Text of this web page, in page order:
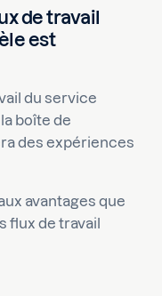
de travail
est
du service
boîte de
des expériences
avantages que
flux de travail